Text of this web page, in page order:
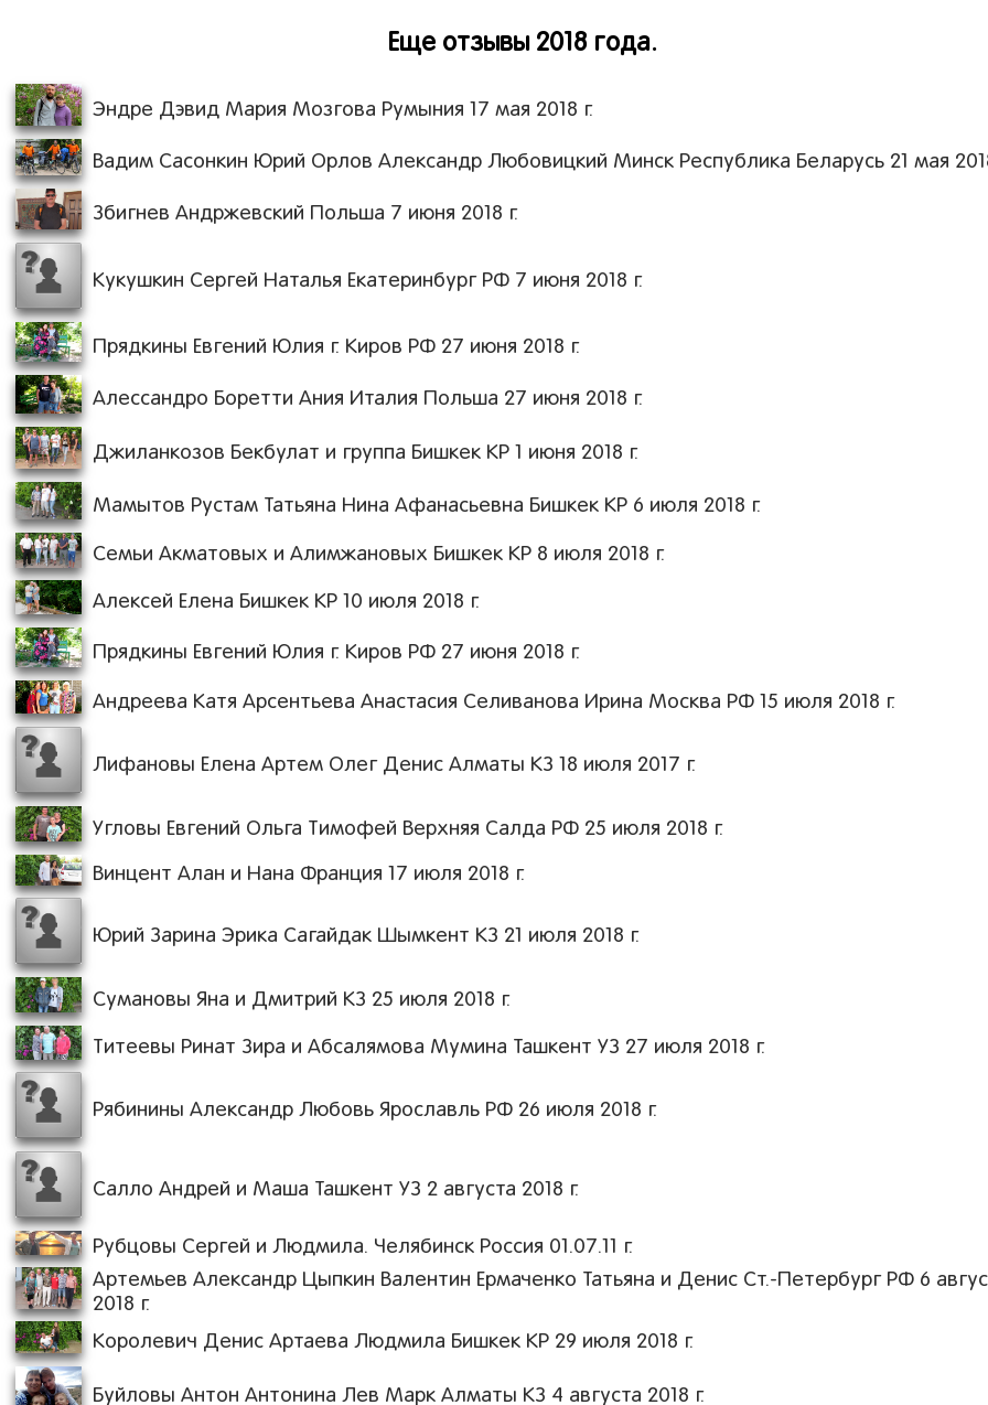
Еще отзывы 2018 года.
Эндре Дэвид Мария Мозгова Румыния 17 мая 2018 г.
Вадим Сасонкин Юрий Орлов Александр Любовицкий Минск Республика Беларусь 21 мая
Збигнев Андржевский Польша 7 июня 2018 г.
Кукушкин Сергей Наталья Екатеринбург РФ 7 июня 2018 г.
Прядкины Евгений Юлия г. Киров РФ 27 июня 2018 г.
Алессандро Боретти Ания Италия Польша 27 июня 2018 г.
Джиланкозов Бекбулат и группа Бишкек КР 1 июня 2018 г.
Мамытов Рустам Татьяна Нина Афанасьевна Бишкек КР 6 июля 2018 г.
Семьи Акматовых и Алимжановых Бишкек КР 8 июля 2018 г.
Алексей Елена Бишкек КР 10 июля 2018 г.
Прядкины Евгений Юлия г. Киров РФ 27 июня 2018 г.
Андреева Катя Арсентьева Анастасия Селиванова Ирина Москва РФ 15 июля 2018 г.
Лифановы Елена Артем Олег Денис Алматы КЗ 18 июля 2017 г.
Угловы Евгений Ольга Тимофей Верхняя Салда РФ 25 июля 2018 г.
Винцент Алан и Нана Франция 17 июля 2018 г.
Юрий Зарина Эрика Сагайдак Шымкент КЗ 21 июля 2018 г.
Сумановы Яна и Дмитрий КЗ 25 июля 2018 г.
Титеевы Ринат Зира и Абсалямова Мумина Ташкент УЗ 27 июля 2018 г.
Рябинины Александр Любовь Ярославль РФ 26 июля 2018 г.
Салло Андрей и Маша Ташкент УЗ 2 августа 2018 г.
Рубцовы Сергей и Людмила. Челябинск Россия 01.07.11 г.
Артемьев Александр Цыпкин Валентин Ермаченко Татьяна и Денис Ст.-Петербург РФ 6
2018 г.
Королевич Денис Артаева Людмила Бишкек КР 29 июля 2018 г.
Буйловы Антон Антонина Лев Марк Алматы КЗ 4 августа 2018 г.